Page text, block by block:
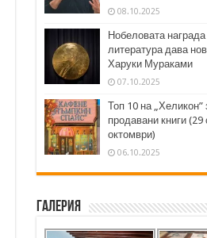
08.10.2025
Нобеловата награда
литература дава
Харуки Мураками
07.10.2025
Топ 10 на „Хеликон”
продавани книги
октомври)
06.10.2025
Галерия